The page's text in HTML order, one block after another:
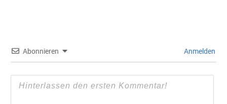
Abonnieren Anmelden